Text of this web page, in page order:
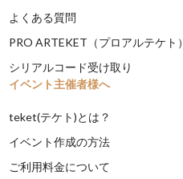
よくある質問
PRO ARTEKET（プロアルテケト）
シリアルコード受け取り
イベント主催者様へ
teket(テケト)とは？
イベント作成の方法
ご利用料金について